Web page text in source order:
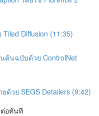
Diffusion (11:35)
ต้นฉบับด้วย ControlNet
ด้วย SEGS Detailers (9:42)
ต่อทันที